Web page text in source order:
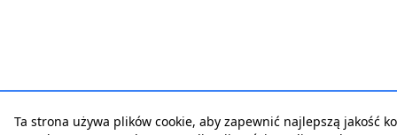
Ta strona używa plików cookie, aby zapewnić najlepszą jakość